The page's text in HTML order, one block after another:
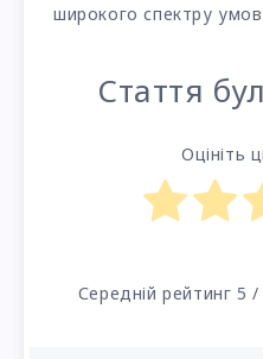
широкого спектру
Стаття
Оцініть
Середній рейтинг 5 /